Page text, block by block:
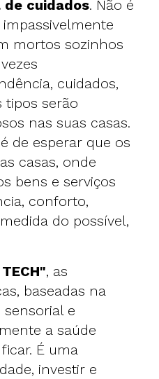
de cuidados. Não é
mortos sozinhos
cuidados,
tipos serão
nas suas casas.
de esperar que os
casas, onde
bens e serviços
conforto,
do possível,
, as
baseadas na
e
a saúde
É uma
investir e